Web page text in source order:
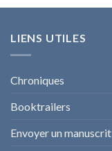
LIENS UTILES
Chroniques
Booktrailers
Envoyer un manuscrit